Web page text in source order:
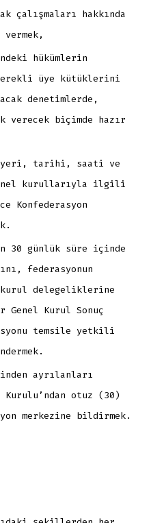
çalışmaları hakkında
hükümlerin
üye kütüklerini
denetimlerde,
verecek biçimde hazır
yeri, tarihi, saati ve
kurullarıyla ilgili
Konfederasyon
30 günlük süre içinde
federasyonun
delegeliklerine
Kurul Sonuç
temsile yetkili
ayrılanları
Kurulu’ndan otuz (30)
merkezine bildirmek.